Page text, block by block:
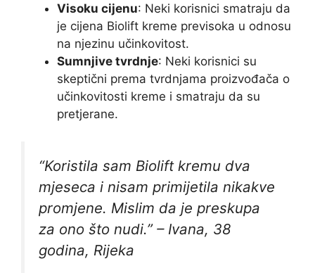
Visoku cijenu: Neki korisnici smatraju da
je cijena Biolift kreme previsoka u odnosu
na njezinu učinkovitost.
Sumnjive tvrdnje: Neki korisnici su
skeptični prema tvrdnjama proizvođača o
učinkovitosti kreme i smatraju da su
pretjerane.
“Koristila sam Biolift kremu dva
mjeseca i nisam primijetila nikakve
promjene. Mislim da je preskupa
za ono što nudi.” – Ivana, 38
godina, Rijeka